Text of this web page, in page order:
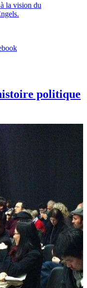
la vision du
politique